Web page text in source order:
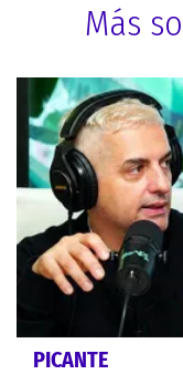
Más
PICANTE